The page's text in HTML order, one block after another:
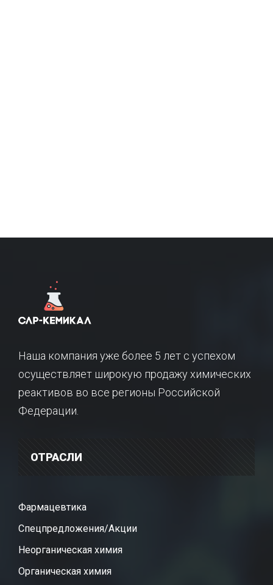
Наша компания уже более 5 лет с успехом
осуществляет широкую продажу химических
реактивов во все регионы Российской
Федерации.
ОТРАСЛИ
Фармацевтика
Спецпредложения/Акции
Неорганическая химия
Органическая химия